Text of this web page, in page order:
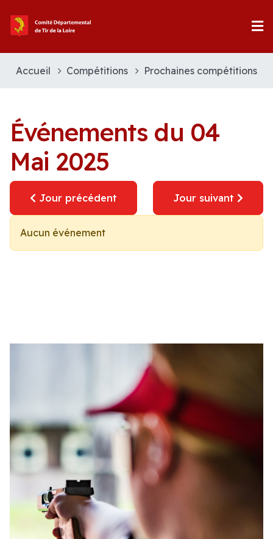
Accueil Compétitions Prochaines compétitions
Événements du 04
Mai 2025
Jour précédent Jour suivant
Aucun événement